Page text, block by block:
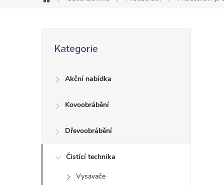
Domů
r
kategorie
Kategorie
Akční nabídka
Kovoobrábění
Dřevoobrábění
Čistící technika
Vysavače